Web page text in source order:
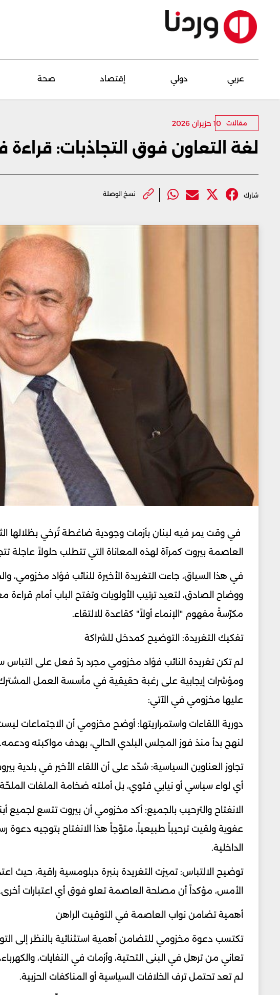
عربي دولي إقتصاد صحة
مقالات 10 حزيران 2026
لغة التعاون فوق التجاذبات:
شارك نسخ الوصلة
في وقت يمر فيه لبنان بأزمات وجودية ضاغطة تُرخي بظلالها
العاصمة بيروت كمرآة لهذه المعاناة التي تتطلب حلولاً عاجلة
في هذا السياق، جاءت التغريدة الأخيرة للنائب فؤاد مخزومي،
ووضاح الصادق، لتعيد ترتيب الأولويات وتفتح الباب أمام
مكرّسةً مفهوم "الإنماء أولاً" كقاعدة للالتقاء.
تفكيك التغريدة: التوضيح كمدخل للشراكة
لم تكن تغريدة النائب فؤاد مخزومي مجرد ردّ فعل على التباس
ومؤشرات إيجابية على رغبة حقيقية في مأسسة العمل المشترك
عليها مخزومي في الآتي:
دورية اللقاءات واستمراريتها: أوضح مخزومي أن الاجتماعات
لنهج بدأ منذ فوز المجلس البلدي الحالي، بهدف مواكبته ودعمه.
تجاوز العناوين السياسية: شدّد على أن اللقاء الأخير في
أي لواء سياسي أو نيابي فئوي، بل أملته ضخامة الملفات
الانفتاح والترحيب بالجميع: أكد مخزومي أن بيروت تتسع
عفوية ولقيت ترحيباً طبيعياً، متوّجاً هذا الانفتاح بتوجيه دعوة
الداخلية.
توضيح الالتباس: تميزت التغريدة بنبرة دبلومسية راقية،
الأمس، مؤكداً أن مصلحة العاصمة تعلو فوق أي اعتبارات
أهمية تضامن نواب العاصمة في التوقيت الراهن
تكتسب دعوة مخزومي للتضامن أهمية استثنائية بالنظر إلى
تعاني من ترهل في البنى التحتية، وأزمات في النفايات،
لم تعد تحتمل ترف الخلافات السياسية أو المناكفات الحزبية.